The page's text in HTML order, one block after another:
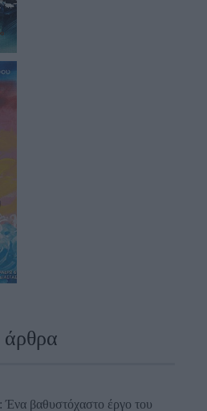
άρθρα
βαθυστόχαστο έργο του